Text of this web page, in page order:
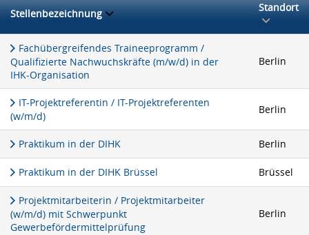
Stellenbezeichnung Standort
Fachübergreifendes Traineeprogramm /
Qualifizierte Nachwuchskräfte (m/w/d) in der
IHK-Organisation
Berlin
IT-Projektreferentin / IT-Projektreferenten
(w/m/d)
Berlin
Praktikum in der DIHK Berlin
Praktikum in der DIHK Brüssel Brüssel
Projektmitarbeiterin / Projektmitarbeiter
(w/m/d) mit Schwerpunkt
Gewerbefördermittelprüfung
Berlin